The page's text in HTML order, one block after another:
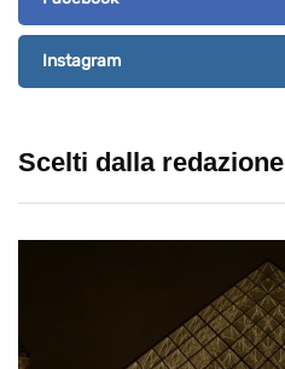
Instagram
Scelti dalla redazione